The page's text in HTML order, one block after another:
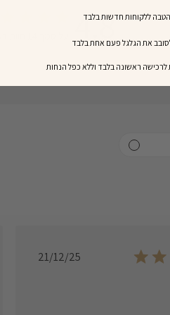
4.8
Published
21/12/25
ללקוחות חדשות בלבד
את הגלגל פעם אחת בלבד
ראשונה בלבד וללא כפל הנחות